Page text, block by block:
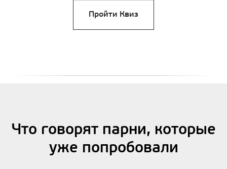
Пройти Квиз
Что говорят парни, которые
уже попробовали